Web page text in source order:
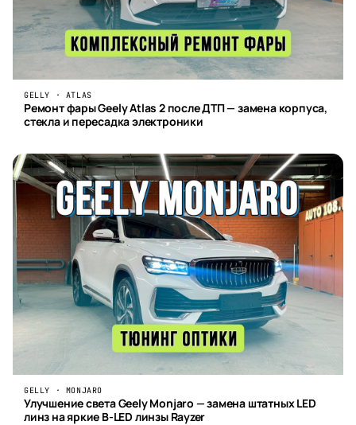
GELLY · ATLAS
Ремонт фары Geely Atlas 2 после ДТП — замена корпуса,
стекла и пересадка электроники
GELLY · MONJARO
Улучшение света Geely Monjaro — замена штатных LED
линз на яркие B-LED линзы Rayzer